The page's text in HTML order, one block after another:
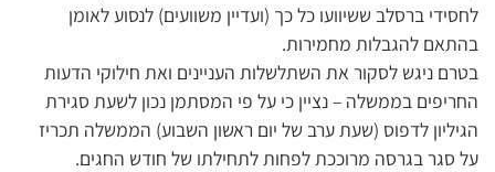
לחסידי ברסלב ששיוועו כל כך (ועדיין משוועים) לנסוע לאומן
בהתאם להגבלות מחמירות.
בטרם ניגש לסקור את השתלשלות העניינים ואת חילוקי הדעות
החריפים בממשלה – נציין כי על פי המסתמן נכון לשעת סגירת
הגיליון לדפוס (שעת ערב של יום ראשון השבוע) הממשלה תכריז
על סגר בגרסה מרוככת לפחות לתחילתו של חודש החגים.